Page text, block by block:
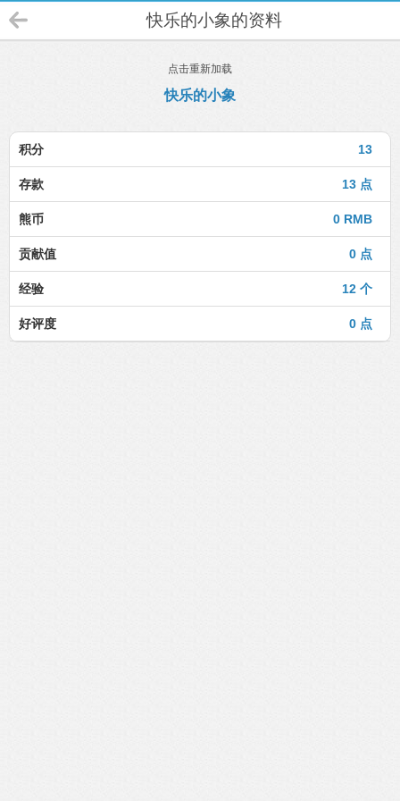
快乐的小象的资料
点击重新加载
快乐的小象
13
积分
13 点
存款
0 RMB
熊币
0 点
贡献值
12 个
经验
0 点
好评度